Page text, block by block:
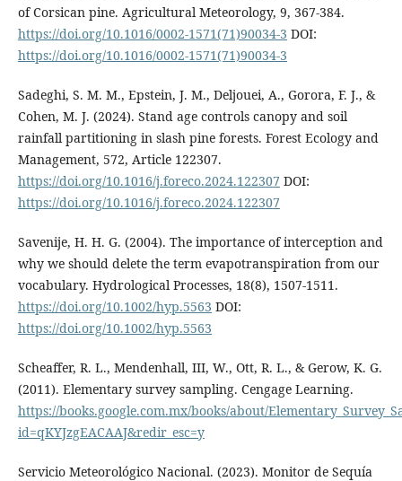
of Corsican pine. Agricultural Meteorology, 9, 367-384.
https://doi.org/10.1016/0002-1571(71)90034-3 DOI:
https://doi.org/10.1016/0002-1571(71)90034-3
Sadeghi, S. M. M., Epstein, J. M., Deljouei, A., Gorora, F. J., &
Cohen, M. J. (2024). Stand age controls canopy and soil
rainfall partitioning in slash pine forests. Forest Ecology and
Management, 572, Article 122307.
https://doi.org/10.1016/j.foreco.2024.122307 DOI:
https://doi.org/10.1016/j.foreco.2024.122307
Savenije, H. H. G. (2004). The importance of interception and
why we should delete the term evapotranspiration from our
vocabulary. Hydrological Processes, 18(8), 1507-1511.
https://doi.org/10.1002/hyp.5563 DOI:
https://doi.org/10.1002/hyp.5563
Scheaffer, R. L., Mendenhall, III, W., Ott, R. L., & Gerow, K. G.
(2011). Elementary survey sampling. Cengage Learning.
https://books.google.com.mx/books/about/
id=qKYJzgEACAAJ&redir_esc=y
Servicio Meteorológico Nacional. (2023). Monitor de Sequía